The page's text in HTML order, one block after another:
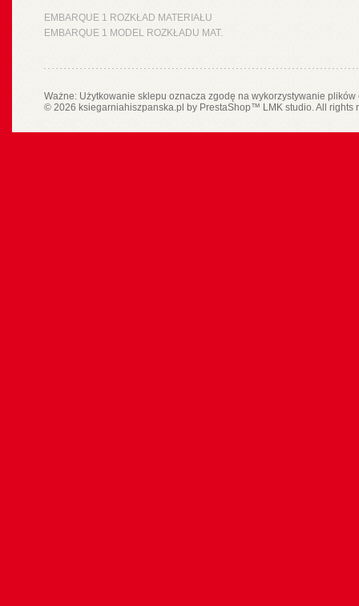
EMBARQUE 1 ROZKŁAD MATERIAŁU
EMBARQUE 1 MODEL ROZKŁADU MAT.
Ważne: Użytkowanie sklepu oznacza zgodę na wykorzystywanie
© 2026 ksiegarniahiszpanska.pl by PrestaShop™ LMK studio. All rights